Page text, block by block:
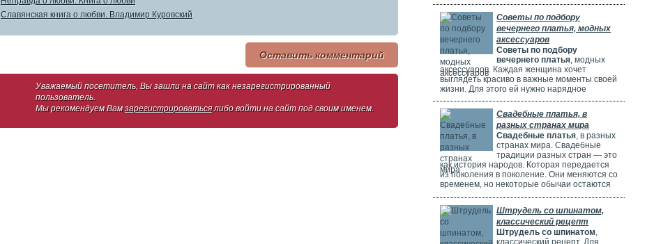
Славянская книга о любви. Владимир Куровский
Оставить комментарий
Уважаемый посетитель, Вы зашли на сайт как незарегистрированный
пользователь.
Мы рекомендуем Вамзарегистрироватьсялибо войти на сайт под своим именем.
женщины чаще всего выбирают шубы из
соболя. Они красивые, дорогие и выглядят
очень элегантно. Соболя называют
"Королем всех мехов". Это значит, что он
самый шикарный и роскошный.
Советы по подбору
вечернего платья, модных
аксессуаров
Советы по подбору
вечернего платья, модных
аксессуаров. Каждая женщина хочет
выглядеть красиво в важные моменты своей
жизни. Для этого ей нужно нарядное
платье. В Москве огромный выбор таких
платьев. Вечерние платья в Москве очень
популярны. Потому что в городе много
театров, клубов и других мест. Где можно
повеселиться или встретиться с друзьями.
Также часто проходят праздничные
мероприятия, на которых нужно выглядеть
элегантно.
Свадебные платья, в
разных странах мира
Свадебные платья, в разных
странах мира. Свадебные
традиции разных стран — это
как история народов. Которая передается
из поколения в поколение. Они меняются со
временем, но некоторые обычаи остаются
невесты одеваются на свадьбу. И какие
символы несут их наряды.Штрудель со шпинатом,
классический рецепт
Штрудель со шпинатом,
классический рецепт. Для